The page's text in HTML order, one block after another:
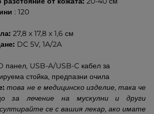
: 120
27,8 x 17,8 x 1,6 см
DC 5V, 1A/2A
панел, USB-A/USB-C кабел за
стойка, предпазни очила
това не е медицинско изделие, така че
за лечение на мускулни и други
се с вашия лекар, ако имате